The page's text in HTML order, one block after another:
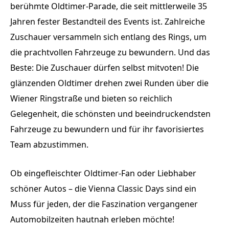
berühmte Oldtimer-Parade, die seit mittlerweile 35
Jahren fester Bestandteil des Events ist. Zahlreiche
Zuschauer versammeln sich entlang des Rings, um
die prachtvollen Fahrzeuge zu bewundern. Und das
Beste: Die Zuschauer dürfen selbst mitvoten! Die
glänzenden Oldtimer drehen zwei Runden über die
Wiener Ringstraße und bieten so reichlich
Gelegenheit, die schönsten und beeindruckendsten
Fahrzeuge zu bewundern und für ihr favorisiertes
Team abzustimmen.
Ob eingefleischter Oldtimer-Fan oder Liebhaber
schöner Autos – die Vienna Classic Days sind ein
Muss für jeden, der die Faszination vergangener
Automobilzeiten hautnah erleben möchte!